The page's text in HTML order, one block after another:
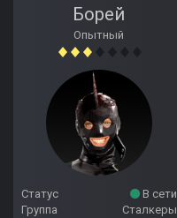
Борей
Опытный
Статус
В сети
Группа
Сталкеры